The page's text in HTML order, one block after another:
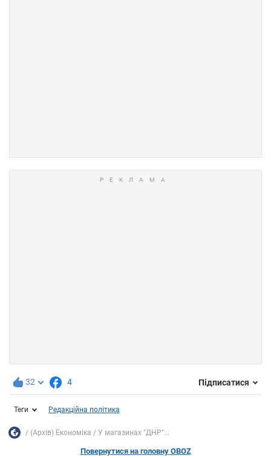
32 4 Підписатися
Теги Редакційна політика
(Архів) Економіка У магазинах "ДНР"...
Повернутися на головну OBOZ